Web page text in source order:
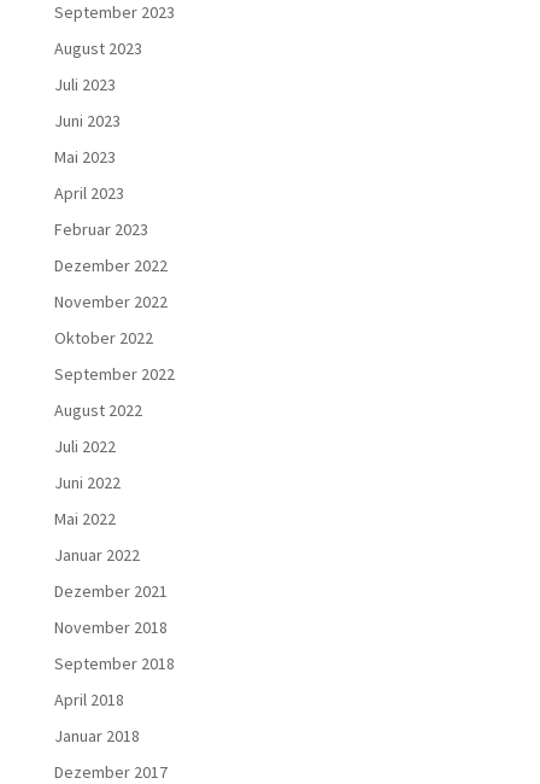
September 2023
August 2023
Juli 2023
Juni 2023
Mai 2023
April 2023
Februar 2023
Dezember 2022
November 2022
Oktober 2022
September 2022
August 2022
Juli 2022
Juni 2022
Mai 2022
Januar 2022
Dezember 2021
November 2018
September 2018
April 2018
Januar 2018
Dezember 2017